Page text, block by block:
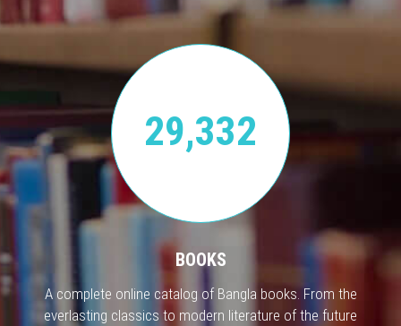
29,332
BOOKS
A complete online catalog of Bangla books. From the
everlasting classics to modern literature of the future